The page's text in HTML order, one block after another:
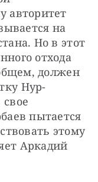
авторитет
на
Но в этот
отхода
должен
Нур-
пытается
этому
Аркадий